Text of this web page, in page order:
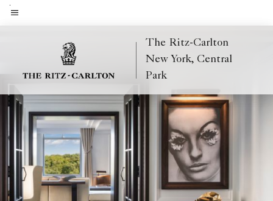
Skip
The Ritz-Carlton
New York, Central
Park